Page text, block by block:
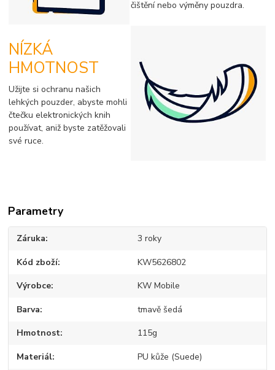
čištění nebo výměny pouzdra.
NÍZKÁ
HMOTNOST
Užijte si ochranu našich
lehkých pouzder, abyste mohli
čtečku elektronických knih
používat, aniž byste zatěžovali
své ruce.
Parametry
Záruka 3 roky
Kód zboží KW5626802
Výrobce KW Mobile
Barva tmavě šedá
Hmotnost 115g
Materiál PU kůže (Suede)